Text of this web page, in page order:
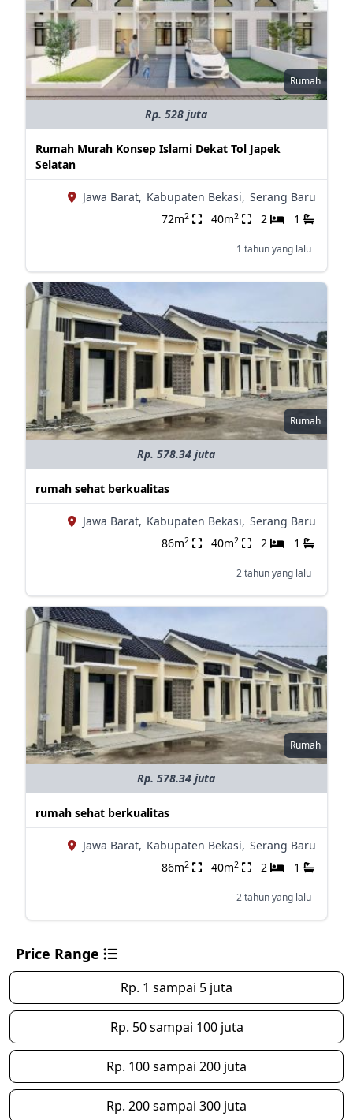
Rumah
Rp. 528 juta
Rumah Murah Konsep Islami Dekat Tol Japek
Selatan
Jawa Barat, Kabupaten Bekasi, Serang Baru
72m2 40m2 2 1
1 tahun yang lalu
Rumah
Rp. 578.34 juta
rumah sehat berkualitas
Jawa Barat, Kabupaten Bekasi, Serang Baru
86m2 40m2 2 1
2 tahun yang lalu
Rumah
Rp. 578.34 juta
rumah sehat berkualitas
Jawa Barat, Kabupaten Bekasi, Serang Baru
86m2 40m2 2 1
2 tahun yang lalu
Price Range
Rp. 1 sampai 5 juta
Rp. 50 sampai 100 juta
Rp. 100 sampai 200 juta
Rp. 200 sampai 300 juta